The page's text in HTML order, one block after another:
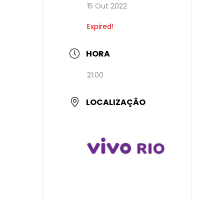
15 Out 2022
Expired!
HORA
21:00
LOCALIZAÇÃO